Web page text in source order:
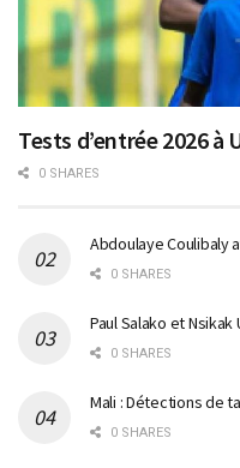
Tests d’entrée 2026 à
0 SHARES
Abdoulaye Coulibaly
0 SHARES
Paul Salako et
0 SHARES
Mali : Détections de
0 SHARES